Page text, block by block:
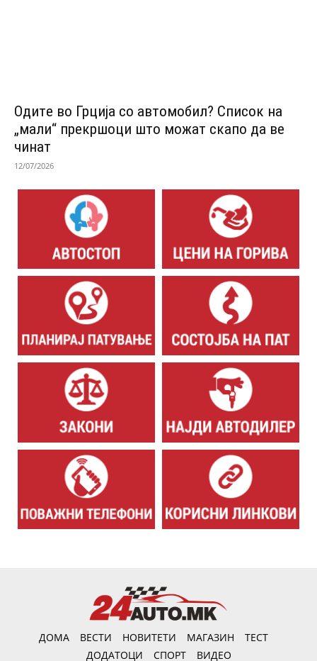
Одитe во Грција со автомобил? Список на
„мали“ прекршоци што можат скапо да ве
чинат
12/07/2026
ДОМА ВЕСТИ НОВИТЕТИ МАГАЗИН
ТЕСТ
ДОДАТОЦИ
СПОРТ ВИДЕО